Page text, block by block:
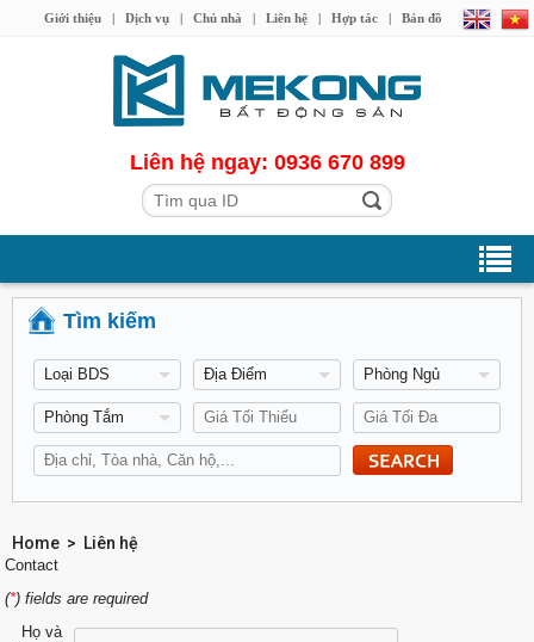
Giới thiệu | Dịch vụ | Chủ nhà | Liên hệ | Hợp tác | Bản đồ
Liên hệ ngay: 0936 670 899
Tìm kiếm
Home> Liên hệ
Contact
(*) fields are required
Họ và